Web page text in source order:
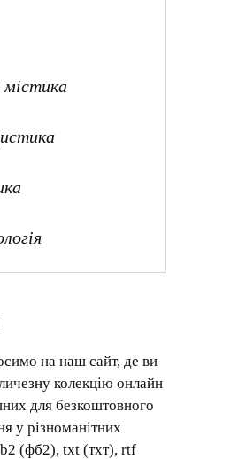
на наш сайт, де ви
колекцію онлайн
для безкоштовного
у різноманітних
(фб2), txt (тхт), rtf